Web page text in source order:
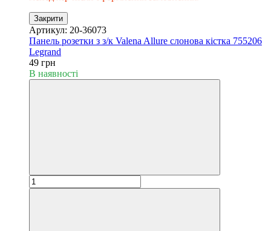
Закрити
Артикул: 20-36073
Панель розетки з з/к Valena Allure слонова кістка 755206
Legrand
49 грн
В наявності